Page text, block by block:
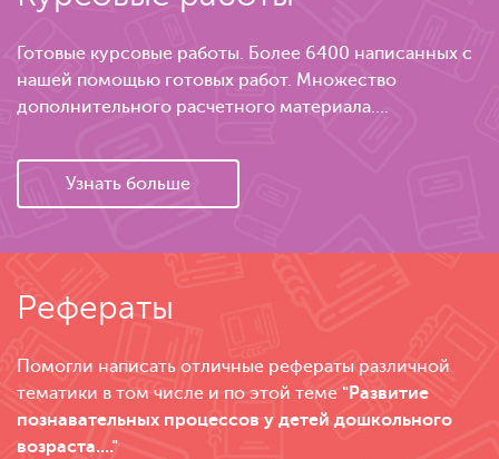
Готовые курсовые работы. Более 6400 написанных с
нашей помощью готовых работ. Множество
дополнительного расчетного материала....
Узнать больше
Рефераты
Помогли написать отличные рефераты различной
тематики в том числе и по этой теме "Развитие
познавательных процессов у детей дошкольного
возраста...."